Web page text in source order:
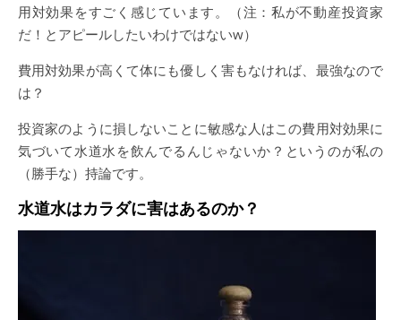
用対効果をすごく感じています。（注：私が不動産投資家
だ！とアピールしたいわけではないw）
費用対効果が高くて体にも優しく害もなければ、最強なので
は？
投資家のように損しないことに敏感な人はこの費用対効果に
気づいて水道水を飲んでるんじゃないか？というのが私の
（勝手な）持論です。
水道水はカラダに害はあるのか？